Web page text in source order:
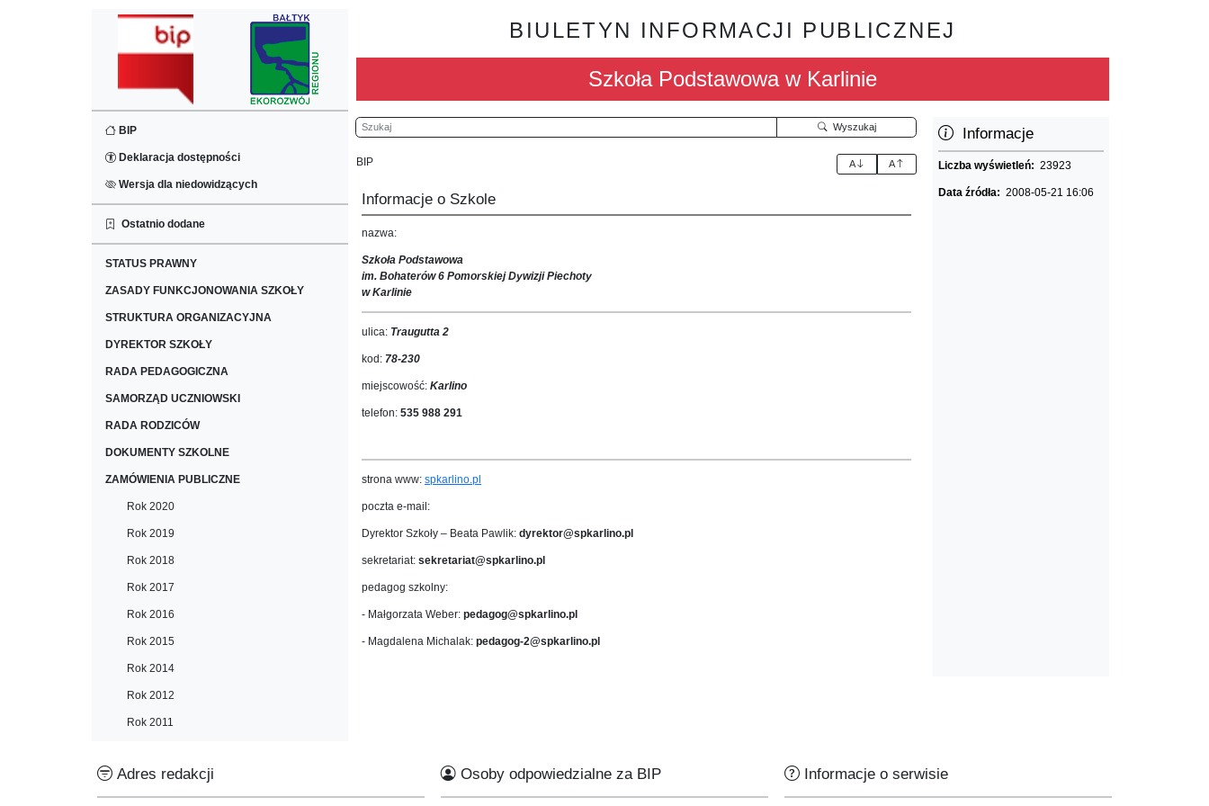
BIP
Deklaracja dostępności
Wersja dla niedowidzących
Ostatnio dodane
STATUS PRAWNY
ZASADY FUNKCJONOWANIA SZKOŁY
STRUKTURA ORGANIZACYJNA
DYREKTOR SZKOŁY
RADA PEDAGOGICZNA
SAMORZĄD UCZNIOWSKI
RADA RODZICÓW
DOKUMENTY SZKOLNE
ZAMÓWIENIA PUBLICZNE
Rok 2020
Rok 2019
Rok 2018
Rok 2017
Rok 2016
Rok 2015
Rok 2014
Rok 2012
Rok 2011
BIULETYN INFORMACJI PUBLICZNEJ
Szkoła Podstawowa w Karlinie
Szukaj Wyszukaj
BIP A A
Informacje o Szkole
nazwa:
Szkoła Podstawowa
im. Bohaterów 6 Pomorskiej Dywizji Piechoty
w Karlinie
ulica: Traugutta 2
kod: 78-230
miejscowość: Karlino
telefon: 535 988 291
strona www: spkarlino.pl
poczta e-mail:
Dyrektor Szkoły – Beata Pawlik: dyrektor@spkarlino.pl
sekretariat: sekretariat@spkarlino.pl
pedagog szkolny:
- Małgorzata Weber: pedagog@spkarlino.pl
- Magdalena Michalak: pedagog-2@spkarlino.pl
Informacje
Liczba wyświetleń:23923
Data źródła:2008-05-21 16:06
Adres redakcji Osoby odpowiedzialne za BIP Informacje o serwisie